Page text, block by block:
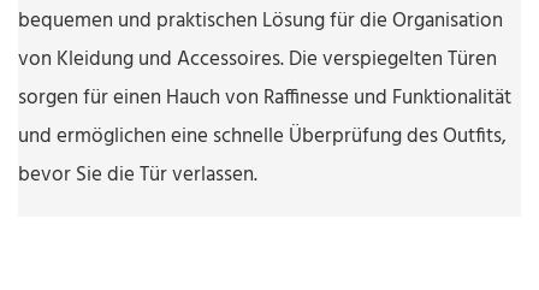
bequemen und praktischen Lösung für die Organisation
von Kleidung und Accessoires. Die verspiegelten Türen
sorgen für einen Hauch von Raffinesse und Funktionalität
und ermöglichen eine schnelle Überprüfung des Outfits,
bevor Sie die Tür verlassen.